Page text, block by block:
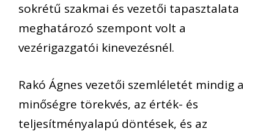
sokrétű szakmai és vezetői tapasztalata
meghatározó szempont volt a
vezérigazgatói kinevezésnél.
Rakó Ágnes vezetői szemléletét mindig a
minőségre törekvés, az érték- és
teljesítményalapú döntések, és az